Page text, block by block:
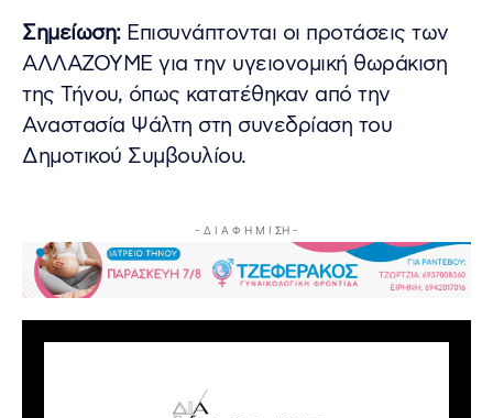
Σημείωση:Επισυνάπτονται οι προτάσεις των
ΑΛΛΑΖΟΥΜΕ για την υγειονομική θωράκιση
της Τήνου, όπως κατατέθηκαν από την
Αναστασία Ψάλτη στη συνεδρίαση του
Δημοτικού Συμβουλίου.
- Δ Ι Α Φ Η Μ Ι ΣΗ -